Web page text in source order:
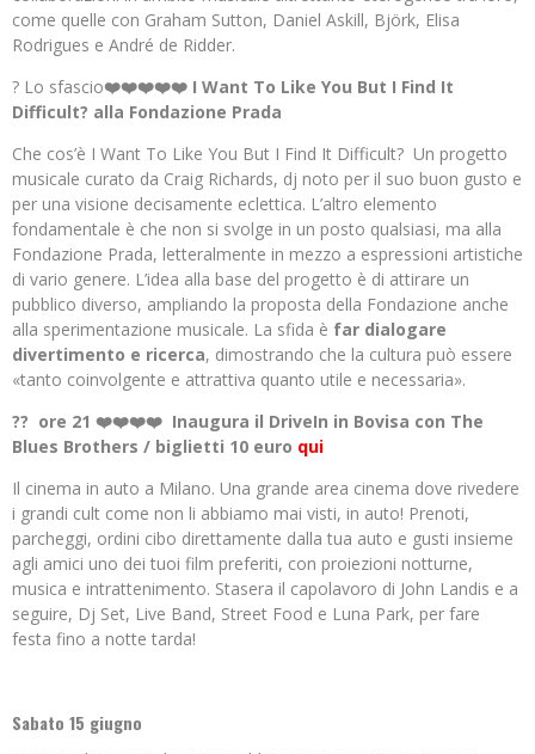
come quelle con Graham Sutton, Daniel Askill, Björk, Elisa
Rodrigues e André de Ridder.
? Lo sfascio❤️❤️❤️❤️❤️ I Want To Like You But I Find It
Difficult? alla Fondazione Prada
Che cos’è I Want To Like You But I Find It Difficult? Un progetto
musicale curato da Craig Richards, dj noto per il suo buon gusto e
per una visione decisamente eclettica. L’altro elemento
fondamentale è che non si svolge in un posto qualsiasi, ma alla
Fondazione Prada, letteralmente in mezzo a espressioni artistiche
di vario genere. L’idea alla base del progetto è di attirare un
pubblico diverso, ampliando la proposta della Fondazione anche
alla sperimentazione musicale. La sfida è far dialogare
divertimento e ricerca, dimostrando che la cultura può essere
«tanto coinvolgente e attrattiva quanto utile e necessaria».
?? ore 21 ❤️❤️❤️❤️ Inaugura il DriveIn in Bovisa con The
Blues Brothers / biglietti 10 euro qui
Il cinema in auto a Milano. Una grande area cinema dove rivedere
i grandi cult come non li abbiamo mai visti, in auto! Prenoti,
parcheggi, ordini cibo direttamente dalla tua auto e gusti insieme
agli amici uno dei tuoi film preferiti, con proiezioni notturne,
musica e intrattenimento. Stasera il capolavoro di John Landis e a
seguire, Dj Set, Live Band, Street Food e Luna Park, per fare
festa fino a notte tarda!
Sabato 15 giugno